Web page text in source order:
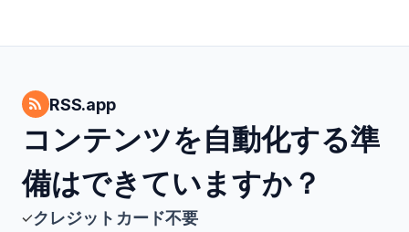
RSS.app
コンテンツを自動化する準
備はできていますか？
クレジットカード不要